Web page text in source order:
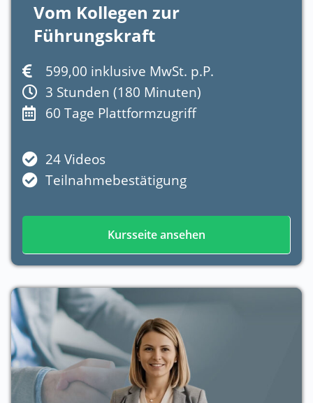
Vom Kollegen zur
Führungskraft
599,00 inklusive MwSt. p.P.
3 Stunden (180 Minuten)
60 Tage Plattformzugriff
24 Videos
Teilnahmebestätigung
Kursseite ansehen